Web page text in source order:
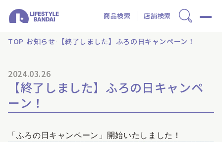
商品検索 店舗検索
TOP お知らせ 【終了しました】ふろの日キャンペーン！
2024.03.26
【終了しました】ふろの日キャンペ
ーン！
「ふろの日キャンペーン」開始いたしました！